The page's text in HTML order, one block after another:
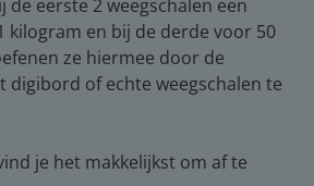
de eerste 2 weegschalen een
kilogram en bij de derde voor 50
ze hiermee door de
digibord of echte weegschalen te
je het makkelijkst om af te